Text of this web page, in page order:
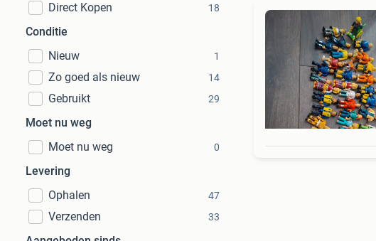
Direct Kopen
18
Conditie
Nieuw
1
Zo goed als nieuw 14
Gebruikt 29
Moet nu weg
Moet nu weg
0
Levering
Ophalen
47
Verzenden 33